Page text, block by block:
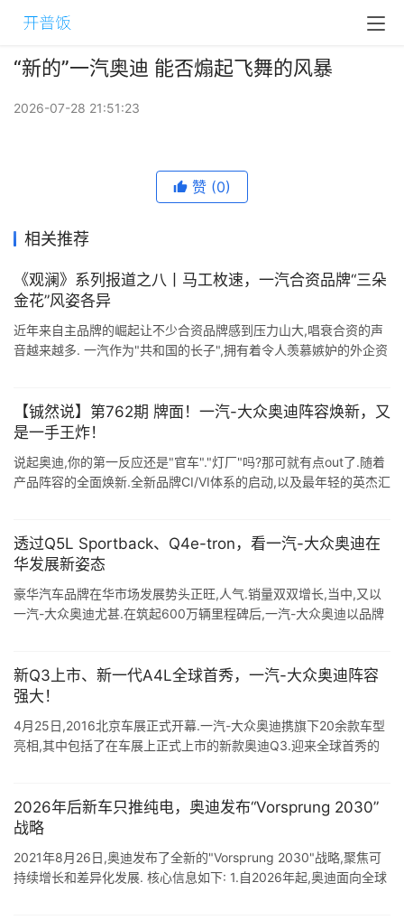
“新的”一汽奥迪 能否煽起飞舞的风暴
2026-07-28 21:51:23
赞 (0)
相关推荐
《观澜》系列报道之八丨马工枚速，一汽合资品牌“三朵
金花”风姿各异
近年来自主品牌的崛起让不少合资品牌感到压力山大,唱衰合资的声
音越来越多. 一汽作为"共和国的长子",拥有着令人羡慕嫉妒的外企资
【铖然说】第762期 牌面！一汽-大众奥迪阵容焕新，又
是一手王炸！
说起奥迪,你的第一反应还是"官车"."灯厂"吗?那可就有点out了.随着
产品阵容的全面焕新.全新品牌CI/VI体系的启动,以及最年轻的英杰汇
透过Q5L Sportback、Q4e-tron，看一汽-大众奥迪在
华发展新姿态
豪华汽车品牌在华市场发展势头正旺,人气.销量双双增长,当中,又以
一汽-大众奥迪尤甚.在筑起600万辆里程碑后,一汽-大众奥迪以品牌
新Q3上市、新一代A4L全球首秀，一汽-大众奥迪阵容
强大！
4月25日,2016北京车展正式开幕.一汽-大众奥迪携旗下20余款车型
亮相,其中包括了在车展上正式上市的新款奥迪Q3.迎来全球首秀的
2026年后新车只推纯电，奥迪发布“Vorsprung 2030”
战略
2021年8月26日,奥迪发布了全新的"Vorsprung 2030"战略,聚焦可
持续增长和差异化发展. 核心信息如下: 1.自2026年起,奥迪面向全球